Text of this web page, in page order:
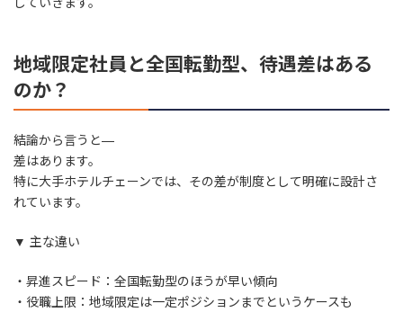
地域限定社員と全国転勤型、待遇差はある
のか？
結論から言うと—
差はあります。
特に大手ホテルチェーンでは、その差が制度として明確に設計さ
れています。
▼ 主な違い
・昇進スピード：全国転勤型のほうが早い傾向
・役職上限：地域限定は一定ポジションまでというケースも